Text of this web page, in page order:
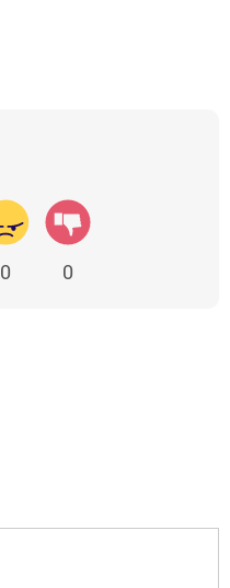
0 0